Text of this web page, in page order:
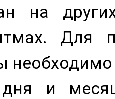
на
Для
и